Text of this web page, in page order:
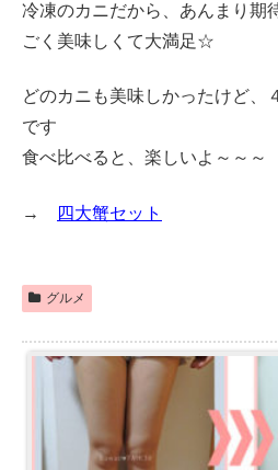
冷凍のカニだから、あんまり期
ごく美味しくて大満足☆
どのカニも美味しかったけど、
です
食べ比べると、楽しいよ～～～
→ 四大蟹セット
グルメ